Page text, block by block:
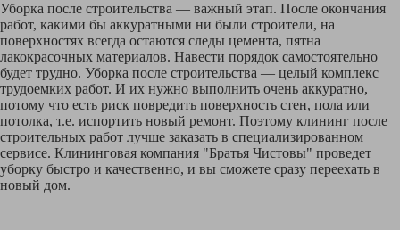
Уборка после строительства — важный этап. После окончания
работ, какими бы аккуратными ни были строители, на
поверхностях всегда остаются следы цемента, пятна
лакокрасочных материалов. Навести порядок самостоятельно
будет трудно. Уборка после строительства — целый комплекс
трудоемких работ. И их нужно выполнить очень аккуратно,
потому что есть риск повредить поверхность стен, пола или
потолка, т.е. испортить новый ремонт. Поэтому клининг после
строительных работ лучше заказать в специализированном
сервисе. Клининговая компания "Братья Чистовы" проведет
уборку быстро и качественно, и вы сможете сразу переехать в
новый дом.